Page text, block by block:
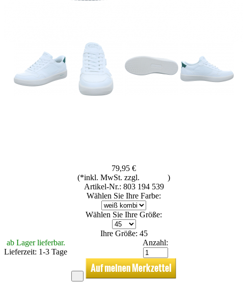
79,95 €
(*inkl. MwSt. zzgl.
)
Artikel-Nr.: 803 194 539
Wählen Sie Ihre Farbe:
Wählen Sie Ihre Größe:
Ihre Größe: 45
ab Lager lieferbar.
Lieferzeit: 1-3 Tage
Anzahl: